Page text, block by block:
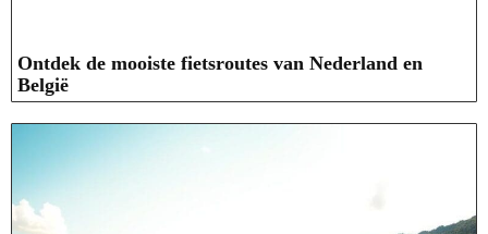
Ontdek de mooiste fietsroutes van Nederland en
België